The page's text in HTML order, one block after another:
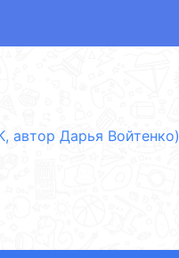
автор Дарья Войтенко)